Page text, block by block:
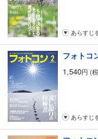
連載
005 Happy Dialogue 安田菜
第4回「元気いっぱいのト
070 目指せテッペン! フ
第4回「ヤッツケ写真術～
074 ダメ出しから始める
078 中谷吉隆の「フォトハ
080 一生懸命フォトグラ
第220回「石井 清」
088 写真に感謝。
山野博人／北野真弓／守
あらすじ
フォトコ
1,540円 (
あらすじ